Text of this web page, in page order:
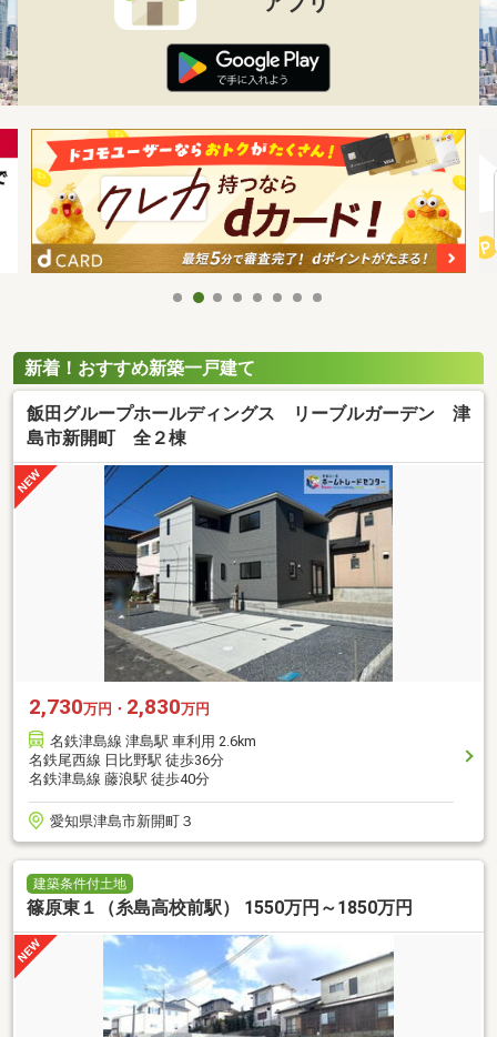
新着！おすすめ新築一戸建て
飯田グループホールディングス リーブルガーデン 津
島市新開町 全２棟
2,730万円・ 2,830万円
名鉄津島線 津島駅 車利用 2.6km
名鉄尾西線 日比野駅 徒歩36分
名鉄津島線 藤浪駅 徒歩40分
愛知県津島市新開町３
建築条件付土地
篠原東１（糸島高校前駅） 1550万円～1850万円